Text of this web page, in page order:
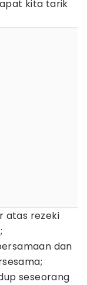
kita tarik
atas rezeki
dan
seseorang